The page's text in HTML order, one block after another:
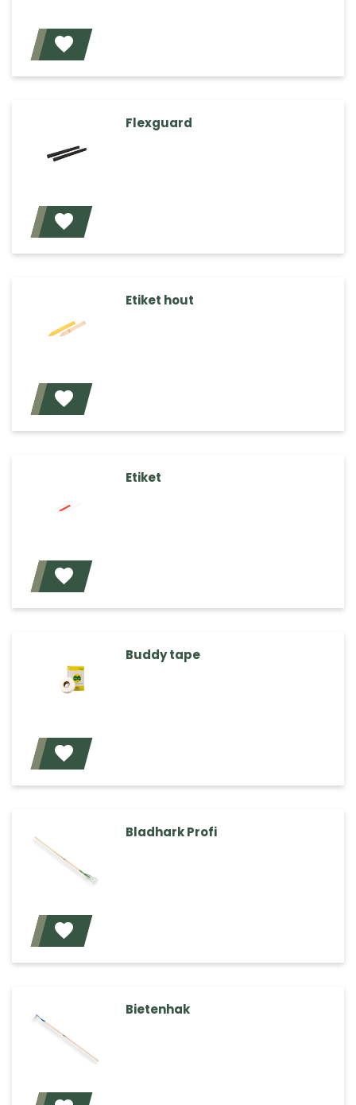
Flexguard
Etiket hout
Etiket
Buddy tape
Bladhark Profi
Bietenhak